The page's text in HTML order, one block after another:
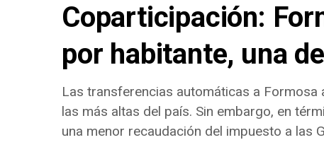
Coparticipación:
por habitante, una
Las transferencias automáticas a
las más altas del país. Sin embargo, en
una menor recaudación del impuesto a las